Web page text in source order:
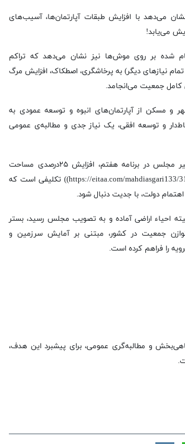
می‌دهد با افزایش طبقات آپارتمان‌ها، آسیب‌های
می‌یابد!
شده بر روی موش‌ها نیز نشان می‌دهد که تراکم
نیازهای دیگر) به پرخاشگری، اصطکاک، افزایش مرگ
کامل جمعیت می‌انجامد.
و مسکن از آپارتمان‌های ‌انبوه و توسعه عمودی به
و توسعه افقی، یک نیاز جدی و مطالبه‌ی عمومی
که با وجود مصوبه اخیر مجلس در برنامه هفتم، افزایش ۲۵درصدی مساحت
سکونتگاهی کشور (https://eitaa.com/mahdiasgari133/3115)) تکلیفی است که
دولت، با جدیت دنبال شود.
احیاء اراضی آماده و به تصویب مجلس رسید، بستر
جمعیت در کشور، مبتنی بر آمایش سرزمین و
را فراهم کرده است.
و مطالبه‌گری عمومی، برای پیشبرد این هدف،